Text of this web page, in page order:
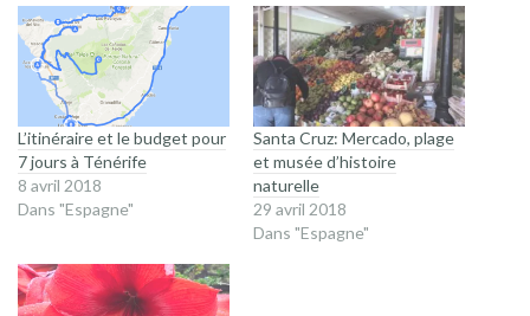
L’itinéraire et le budget pour
7 jours à Ténérife
8 avril 2018
Dans "Espagne"
Santa Cruz: Mercado, plage
et musée d’histoire
naturelle
29 avril 2018
Dans "Espagne"